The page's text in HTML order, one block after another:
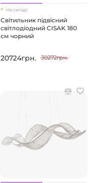
На складі
Світильник підвісний
світлодіодний CISAK 180
см чорний
20724грн. 30272грн.